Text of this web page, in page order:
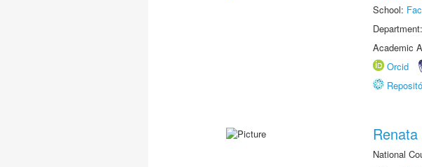
School:
Department:
Academic
Orcid
National